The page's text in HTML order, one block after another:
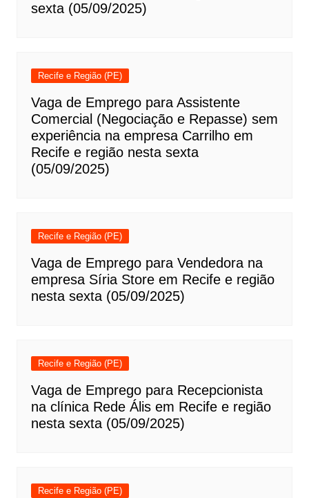
sexta (05/09/2025)
Recife e Região (PE)
Vaga de Emprego para Assistente
Comercial (Negociação e Repasse) sem
experiência na empresa Carrilho em
Recife e região nesta sexta
(05/09/2025)
Recife e Região (PE)
Vaga de Emprego para Vendedora na
empresa Síria Store em Recife e região
nesta sexta (05/09/2025)
Recife e Região (PE)
Vaga de Emprego para Recepcionista
na clínica Rede Ális em Recife e região
nesta sexta (05/09/2025)
Recife e Região (PE)